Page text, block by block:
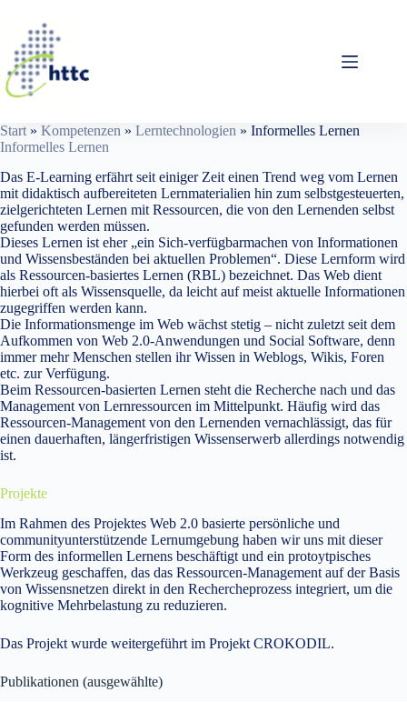
springen
Start » Kompetenzen » Lerntechnologien » Informelles Lernen
Informelles Lernen
Das E-Learning erfährt seit einiger Zeit einen Trend weg vom Lernen
mit didaktisch aufbereiteten Lernmaterialien hin zum selbstgesteuerten,
zielgerichteten Lernen mit Ressourcen, die von den Lernenden selbst
gefunden werden müssen.
Dieses Lernen ist eher „ein Sich-verfügbarmachen von Informationen
und Wissensbeständen bei aktuellen Problemen“. Diese Lernform wird
als Ressourcen-basiertes Lernen (RBL) bezeichnet. Das Web dient
hierbei oft als Wissensquelle, da leicht auf meist aktuelle Informationen
zugegriffen werden kann.
Die Informationsmenge im Web wächst stetig – nicht zuletzt seit dem
Aufkommen von Web 2.0-Anwendungen und Social Software, denn
immer mehr Menschen stellen ihr Wissen in Weblogs, Wikis, Foren
etc. zur Verfügung.
Beim Ressourcen-basierten Lernen steht die Recherche nach und das
Management von Lernressourcen im Mittelpunkt. Häufig wird das
Ressourcen-Management von den Lernenden vernachlässigt, das für
einen dauerhaften, längerfristigen Wissenserwerb allerdings notwendig
ist.
Projekte
Im Rahmen des Projektes Web 2.0 basierte persönliche und
communityunterstützende Lernumgebung haben wir uns mit dieser
Form des informellen Lernens beschäftigt und ein protoytpisches
Werkzeug geschaffen, das das Ressourcen-Management auf der Basis
von Wissensnetzen direkt in den Rechercheprozess integriert, um die
kognitive Mehrbelastung zu reduzieren.
Das Projekt wurde weitergeführt im Projekt CROKODIL.
Publikationen (ausgewählte)